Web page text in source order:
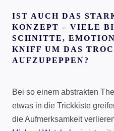
IST AUCH DAS
KONZEPT – VIELE
SCHNITTE,
KNIFF UM DAS
AUFZUPEPPEN?
Bei so einem abstrakten
etwas in die Trickkiste
die Aufmerksamkeit